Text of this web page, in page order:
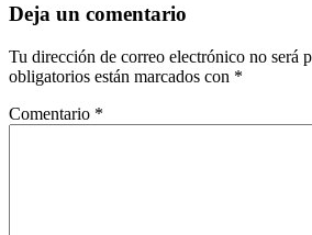
Deja un comentario
Tu dirección de correo electrónico no será
obligatorios están marcados con *
Comentario *